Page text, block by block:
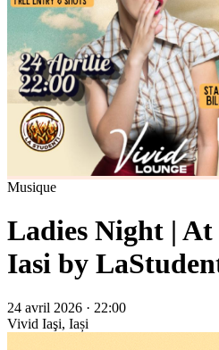
Musique
Ladies Night |
Iasi by
24 avril 2026 · 22:00
Vivid Iaşi, Iași